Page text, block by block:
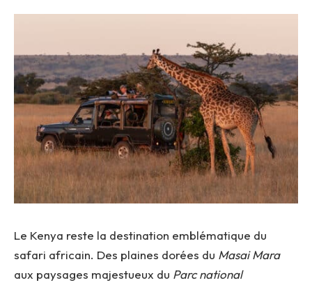
Le Kenya reste la destination emblématique du
safari africain. Des plaines dorées du Masai Mara
aux paysages majestueux du Parc national